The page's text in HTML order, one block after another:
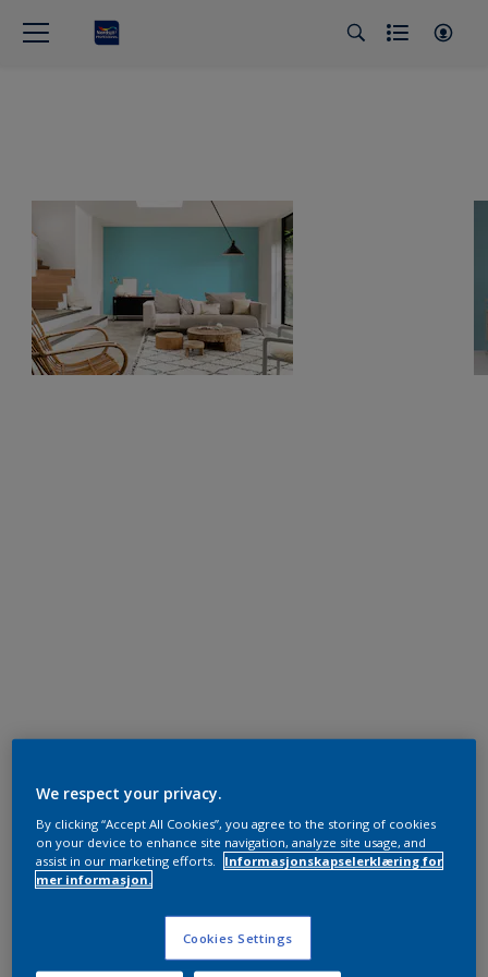
We respect your privacy.
By clicking “Accept All Cookies”, you agree to the storing of cookies
on your device to enhance site navigation, analyze site usage, and
assist in our marketing efforts.
Informasjonskapselerklæring for
mer informasjon.
Cookies Settings